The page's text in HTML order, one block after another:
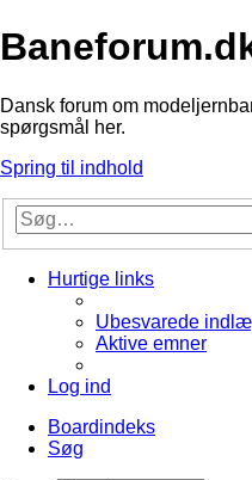
Dansk forum om
spørgsmål her.
Spring til indhold
Hurtige links
Ubesvarede
Aktive emner
Log ind
Boardindeks
Søg